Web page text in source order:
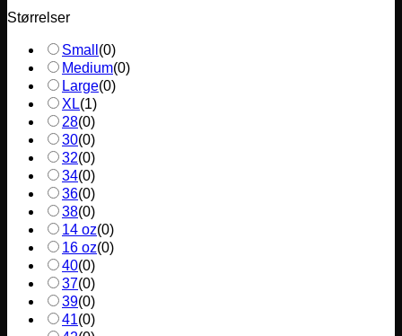
Størrelser
Small (0)
Medium(0)
Large(0)
XL(1)
28(0)
30(0)
32(0)
34(0)
36(0)
38(0)
14 oz(0)
16 oz(0)
40(0)
37(0)
39(0)
41(0)